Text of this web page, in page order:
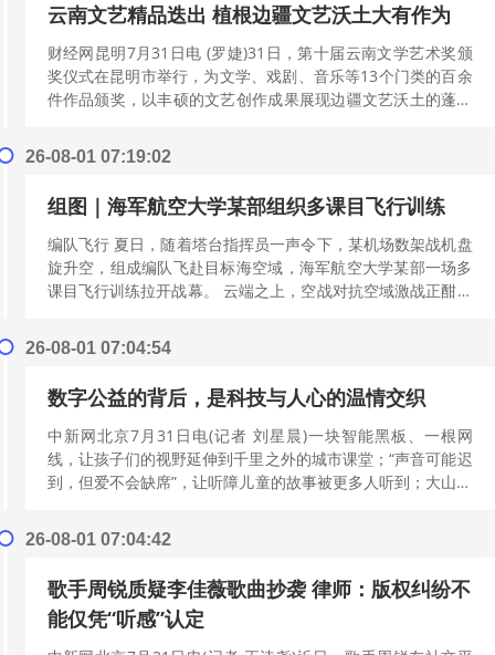
云南文艺精品迭出 植根边疆文艺沃土大有作为
财经网昆明7月31日电 (罗婕)31日，第十届云南文学艺术奖颁
奖仪式在昆明市举行，为文学、戏剧、音乐等13个门类的百余
件作品颁奖，以丰硕的文艺创作成果展现边疆文艺沃土的蓬勃
26-08-01 07:19:02
组图｜海军航空大学某部组织多课目飞行训练
编队飞行 夏日，随着塔台指挥员一声令下，某机场数架战机盘
旋升空，组成编队飞赴目标海空域，海军航空大学某部一场多
课目飞行训练拉开战幕。 云端之上，空战对抗空域激战正酣。
26-08-01 07:04:54
数字公益的背后，是科技与人心的温情交织
中新网北京7月31日电(记者 刘星晨)一块智能黑板、一根网
线，让孩子们的视野延伸到千里之外的城市课堂；“声音可能迟
到，但爱不会缺席”，让听障儿童的故事被更多人听到；大山深
26-08-01 07:04:42
歌手周锐质疑李佳薇歌曲抄袭 律师：版权纠纷不
能仅凭“听感”认定